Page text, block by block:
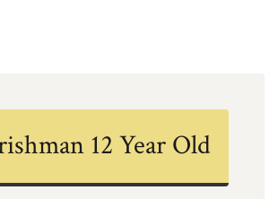
12 Year Old